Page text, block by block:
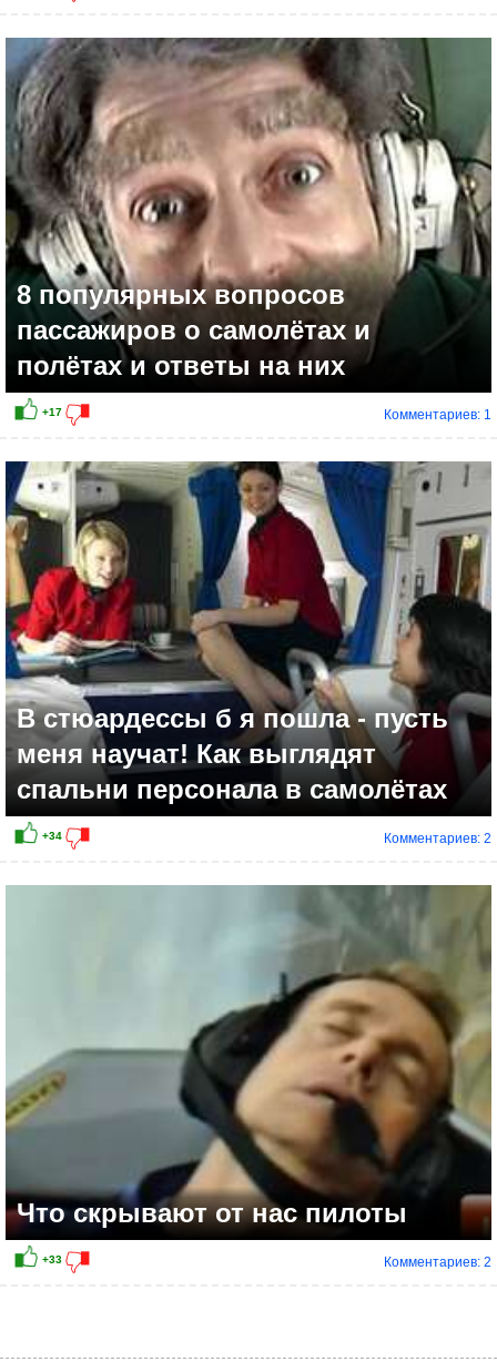
+11
8 популярных вопросов
пассажиров о самолётах и
полётах и ответы на них
Комментариев: 1
В стюардессы б я пошла - пусть
меня научат! Как выглядят
спальни персонала в самолётах
Комментариев: 2
Что скрывают от нас пилоты
Комментариев: 2